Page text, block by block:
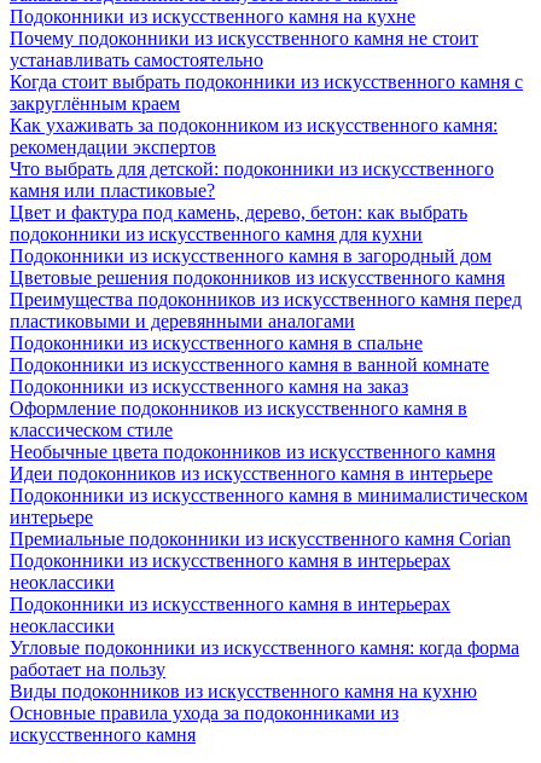
Подоконники из искусственного камня на кухне
Почему подоконники из искусственного камня не стоит
устанавливать самостоятельно
Когда стоит выбрать подоконники из искусственного камня с
закруглённым краем
Как ухаживать за подоконником из искусственного камня:
рекомендации экспертов
Что выбрать для детской: подоконники из искусственного
камня или пластиковые?
Цвет и фактура под камень, дерево, бетон: как выбрать
подоконники из искусственного камня для кухни
Подоконники из искусственного камня в загородный дом
Цветовые решения подоконников из искусственного камня
Преимущества подоконников из искусственного камня перед
пластиковыми и деревянными аналогами
Подоконники из искусственного камня в спальне
Подоконники из искусственного камня в ванной комнате
Подоконники из искусственного камня на заказ
Оформление подоконников из искусственного камня в
классическом стиле
Необычные цвета подоконников из искусственного камня
Идеи подоконников из искусственного камня в интерьере
Подоконники из искусственного камня в минималистическом
интерьере
Премиальные подоконники из искусственного камня Corian
Подоконники из искусственного камня в интерьерах
неоклассики
Подоконники из искусственного камня в интерьерах
неоклассики
Угловые подоконники из искусственного камня: когда форма
работает на пользу
Виды подоконников из искусственного камня на кухню
Основные правила ухода за подоконниками из
искусственного камня